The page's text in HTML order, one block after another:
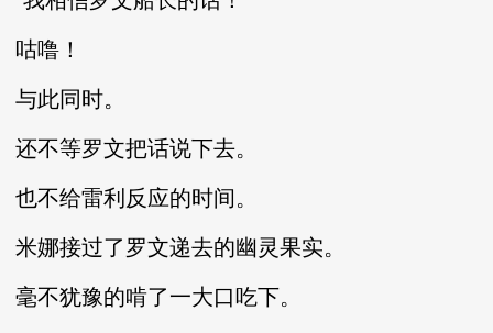
咕噜！
与此同时。
还不等罗文把话说下去。
也不给雷利反应的时间。
米娜接过了罗文递去的幽灵果实。
毫不犹豫的啃了一大口吃下。